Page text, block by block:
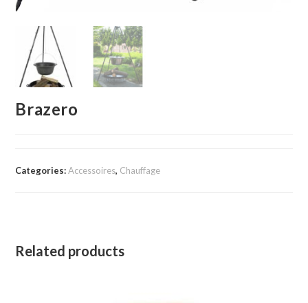
Brazero
Categories:Accessoires, Chauffage
Related products